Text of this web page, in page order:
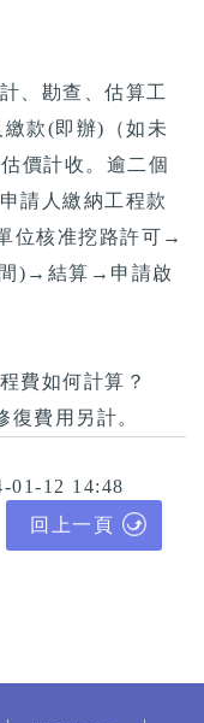
、勘查、估算工
款(即辦)（如未
價計收。逾二個
請人繳納工程款
位核准挖路許可→
間)→結算→申請啟
費如何計算？
費用另計。
01-12 14:48
回上一頁